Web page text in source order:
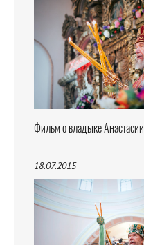
Фильм о владыке Анастасии
18.07.2015